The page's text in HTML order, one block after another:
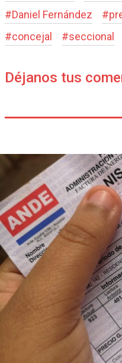
#Daniel Fernández #
#concejal #seccional
Déjanos tus